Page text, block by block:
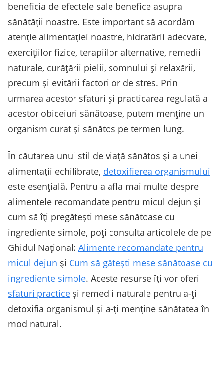
beneficia de efectele sale benefice asupra
sănătății noastre. Este important să acordăm
atenție alimentației noastre, hidratării adecvate,
exercițiilor fizice, terapiilor alternative, remedii
naturale, curățării pielii, somnului și relaxării,
precum și evitării factorilor de stres. Prin
urmarea acestor sfaturi și practicarea regulată a
acestor obiceiuri sănătoase, putem menține un
organism curat și sănătos pe termen lung.
În căutarea unui stil de viață sănătos și a unei
alimentații echilibrate, detoxifierea organismului
este esențială. Pentru a afla mai multe despre
alimentele recomandate pentru micul dejun și
cum să îți pregătești mese sănătoase cu
ingrediente simple, poți consulta articolele de pe
Ghidul Național: Alimente recomandate pentru
micul dejun și Cum să gătești mese sănătoase cu
ingrediente simple. Aceste resurse îți vor oferi
sfaturi practice și remedii naturale pentru a-ți
detoxifia organismul și a-ți menține sănătatea în
mod natural.